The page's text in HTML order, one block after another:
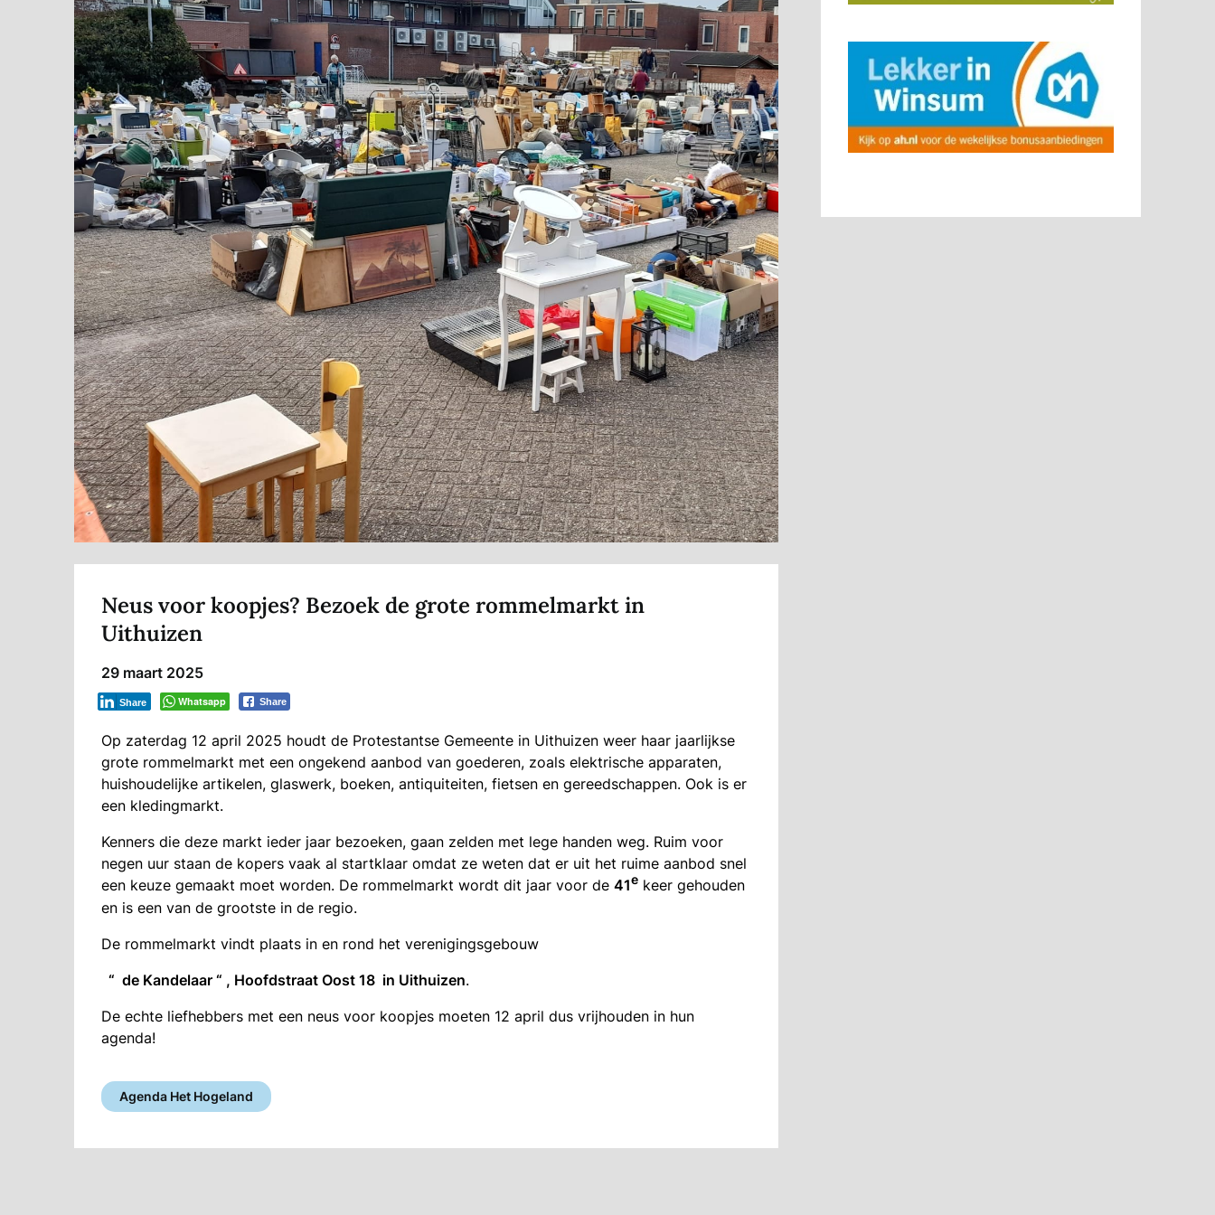
Neus voor koopjes? Bezoek de grote rommelmarkt in
Uithuizen
29 maart 2025
Whatsapp Share
Share
Op zaterdag 12 april 2025 houdt de Protestantse Gemeente in Uithuizen weer haar jaarlijkse
grote rommelmarkt met een ongekend aanbod van goederen, zoals elektrische apparaten,
huishoudelijke artikelen, glaswerk, boeken, antiquiteiten, fietsen en gereedschappen. Ook is er
een kledingmarkt.
Kenners die deze markt ieder jaar bezoeken, gaan zelden met lege handen weg. Ruim voor
negen uur staan de kopers vaak al startklaar omdat ze weten dat er uit het ruime aanbod snel
een keuze gemaakt moet worden. De rommelmarkt wordt dit jaar voor de 41e keer gehouden
en is een van de grootste in de regio.
De rommelmarkt vindt plaats in en rond het verenigingsgebouw
“ de Kandelaar “ , Hoofdstraat Oost 18 in Uithuizen.
De echte liefhebbers met een neus voor koopjes moeten 12 april dus vrijhouden in hun
agenda!
Agenda Het Hogeland